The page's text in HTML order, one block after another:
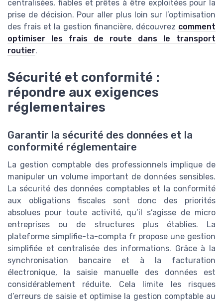
centralisées, fiables et prêtes à être exploitées pour la
prise de décision. Pour aller plus loin sur l’optimisation
des frais et la gestion financière, découvrez comment
optimiser les frais de route dans le transport
routier.
Sécurité et conformité :
répondre aux exigences
réglementaires
Garantir la sécurité des données et la
conformité réglementaire
La gestion comptable des professionnels implique de
manipuler un volume important de données sensibles.
La sécurité des données comptables et la conformité
aux obligations fiscales sont donc des priorités
absolues pour toute activité, qu’il s’agisse de micro
entreprises ou de structures plus établies. La
plateforme simplifie-ta-compta fr propose une gestion
simplifiée et centralisée des informations. Grâce à la
synchronisation bancaire et à la facturation
électronique, la saisie manuelle des données est
considérablement réduite. Cela limite les risques
d’erreurs de saisie et optimise la gestion comptable au